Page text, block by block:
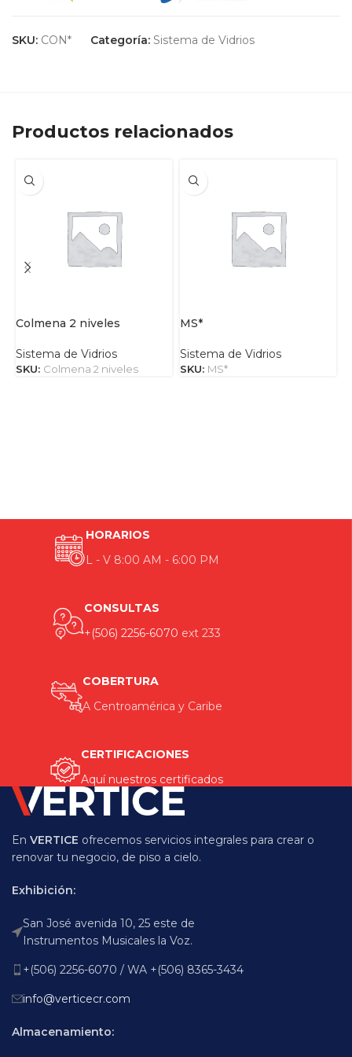
SKU: CON* Categoría: Sistema de Vidrios
Productos relacionados
Colmena 2 niveles
Sistema de Vidrios
SKU: Colmena 2 niveles
MS*
Sistema de Vidrios
SKU: MS*
HORARIOS
L - V 8:00 AM - 6:00 PM
CONSULTAS
+(506) 2256-6070 ext 233
COBERTURA
A Centroamérica y Caribe
CERTIFICACIONES
Aquí nuestros certificados
En VERTICE ofrecemos servicios integrales para crear o
renovar tu negocio, de piso a cielo.
Exhibición:
San José avenida 10, 25 este de
Instrumentos Musicales la Voz.
+(506) 2256-6070 / WA +(506) 8365-3434
info@verticecr.com
Almacenamiento: